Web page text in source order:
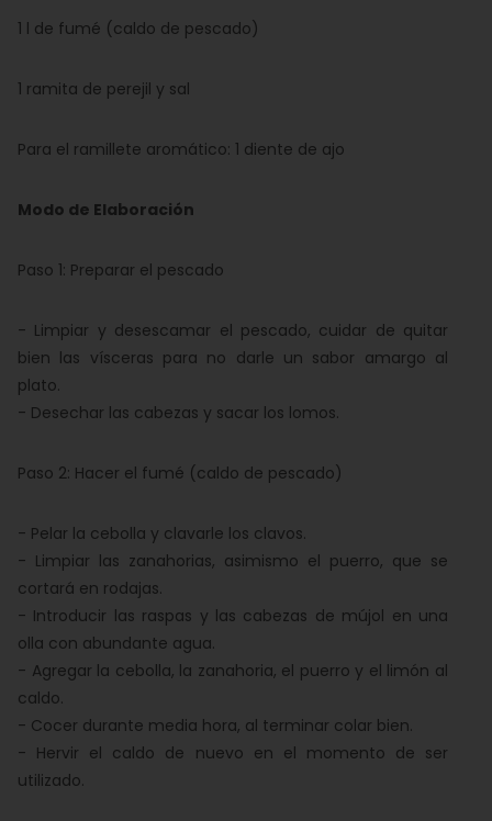
1 l de fumé (caldo de pescado)
1 ramita de perejil y sal
Para el ramillete aromático: 1 diente de ajo
Modo de Elaboración
Paso 1: Preparar el pescado
- Limpiar y desescamar el pescado, cuidar de quitar
bien las vísceras para no darle un sabor amargo al
plato.
- Desechar las cabezas y sacar los lomos.
Paso 2: Hacer el fumé (caldo de pescado)
- Pelar la cebolla y clavarle los clavos.
- Limpiar las zanahorias, asimismo el puerro, que se
cortará en rodajas.
- Introducir las raspas y las cabezas de mújol en una
olla con abundante agua.
- Agregar la cebolla, la zanahoria, el puerro y el limón al
caldo.
- Cocer durante media hora, al terminar colar bien.
- Hervir el caldo de nuevo en el momento de ser
utilizado.